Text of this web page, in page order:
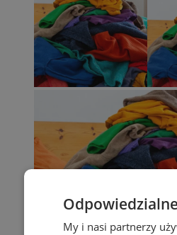
My i nasi partnerzy